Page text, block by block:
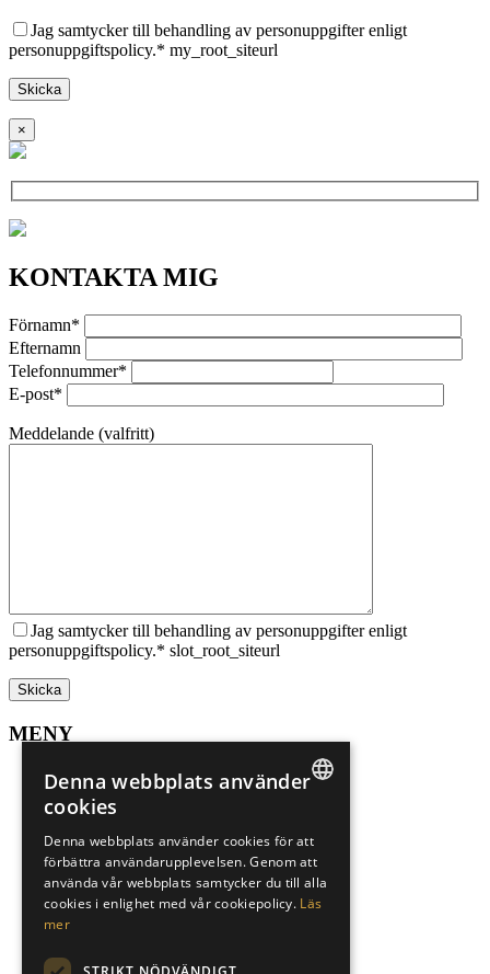
Jag samtycker till behandling av personuppgifter enligt
personuppgiftspolicy.* my_root_siteurl
×
KONTAKTA MIG
Förnamn*
Efternamn
Telefonnummer*
E-post*
Meddelande (valfritt)
Jag samtycker till behandling av personuppgifter enligt
personuppgiftspolicy.* slot_root_siteurl
MENY
Sälj din bostad
Spekulantregister
Mer om Marbella
Mer om Alicante
Sökuppdrag
Underhand
Finansiär
Karriär
Om oss
Integritetspolicy
ENGLISH
SPANISH
Denna webbplats använder
cookies
Denna webbplats använder cookies för att
förbättra användarupplevelsen. Genom att
använda vår webbplats samtycker du till alla
cookies i enlighet med vår cookiepolicy. Läs
mer